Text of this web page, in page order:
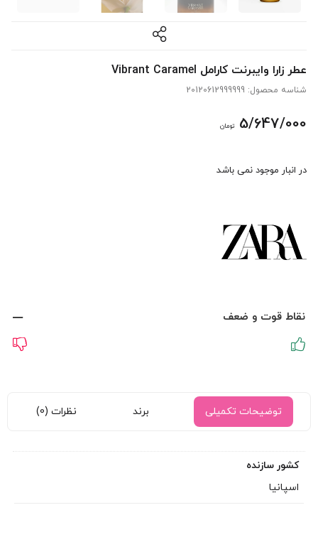
عطر زارا وایبرنت کارامل Vibrant Caramel
شناسه محصول: 20120612999999
5/647/000 تومان
در انبار موجود نمی باشد
نقاط قوت و ضعف
توضیحات تکمیلی برند نظرات (0)
کشور سازنده
اسپانیا